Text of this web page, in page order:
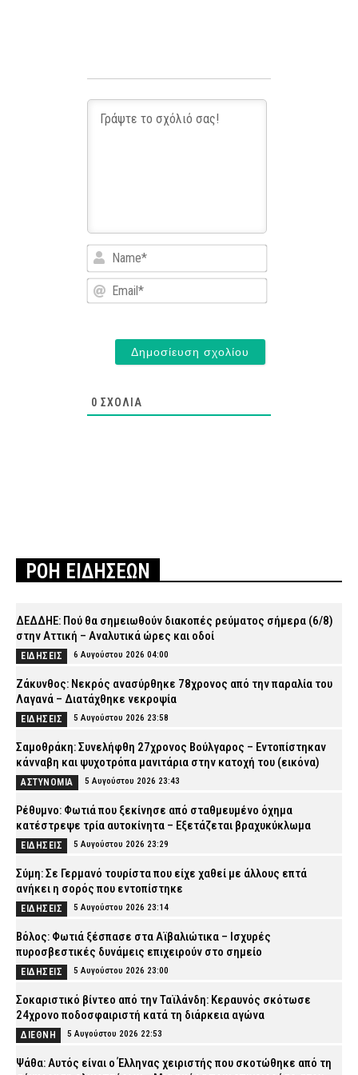
Name*
Email*
0 ΣΧΌΛΙΑ
ΡΟΗ ΕΙΔΗΣΕΩΝ
ΔΕΔΔΗΕ: Πού θα σημειωθούν διακοπές ρεύματος σήμερα (6/8)
στην Αττική – Αναλυτικά ώρες και οδοί
ΕΙΔΗΣΕΙΣ 6 Αυγούστου 2026 04:00
Ζάκυνθος: Νεκρός ανασύρθηκε 78χρονος από την παραλία του
Λαγανά – Διατάχθηκε νεκροψία
ΕΙΔΗΣΕΙΣ 5 Αυγούστου 2026 23:58
Σαμοθράκη: Συνελήφθη 27χρονος Βούλγαρος – Εντοπίστηκαν
κάνναβη και ψυχοτρόπα μανιτάρια στην κατοχή του (εικόνα)
ΑΣΤΥΝΟΜΙΑ 5 Αυγούστου 2026 23:43
Ρέθυμνο: Φωτιά που ξεκίνησε από σταθμευμένο όχημα
κατέστρεψε τρία αυτοκίνητα – Εξετάζεται βραχυκύκλωμα
ΕΙΔΗΣΕΙΣ 5 Αυγούστου 2026 23:29
Σύμη: Σε Γερμανό τουρίστα που είχε χαθεί με άλλους επτά
ανήκει η σορός που εντοπίστηκε
ΕΙΔΗΣΕΙΣ 5 Αυγούστου 2026 23:14
Βόλος: Φωτιά ξέσπασε στα Αϊβαλιώτικα – Ισχυρές
πυροσβεστικές δυνάμεις επιχειρούν στο σημείο
ΕΙΔΗΣΕΙΣ 5 Αυγούστου 2026 23:00
Σοκαριστικό βίντεο από την Ταϊλάνδη: Κεραυνός σκότωσε
24χρονο ποδοσφαιριστή κατά τη διάρκεια αγώνα
ΔΙΕΘΝΗ 5 Αυγούστου 2026 22:53
Ψάθα: Αυτός είναι ο Έλληνας χειριστής που σκοτώθηκε από τη